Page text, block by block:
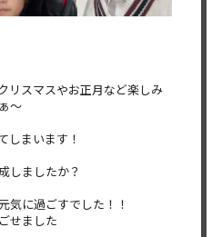
リスマスやお正月など楽しみ
〜
しまいます！
しましたか？
気に過ごすでした！！
せました